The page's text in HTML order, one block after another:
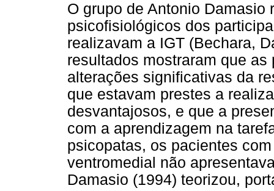
O grupo de Antonio Damasio
psicofisiológicos dos
realizavam a IGT (Bechara,
resultados mostraram que
alterações significativas da
que estavam prestes a
desvantajosos, e que a
com a aprendizagem na
psicopatas, os pacientes
ventromedial não
Damasio (1994) teorizou,